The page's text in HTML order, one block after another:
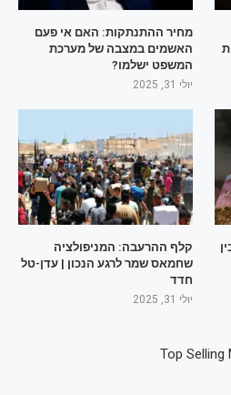
מחיר ההתנתקות: האם אי פעם
האשמים במצבה של מערכת
המשפט ישלמו?
יולי 31, 2025
קלף ההרעבה: המניפולציה
שחמאס שמר לרגע הנכון | עדן-טל
חדד
יולי 31, 2025